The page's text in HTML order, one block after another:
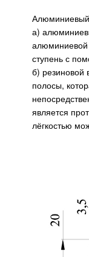
Алюминиевый
а)
алюминиевой
ступень с
б) резиновой
полосы,
является
лёгкостью